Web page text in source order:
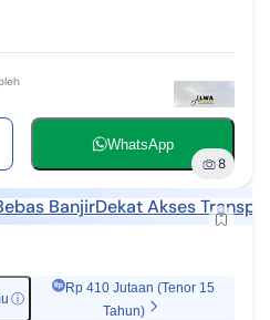
WhatsApp
8
BanjirDekat Akses
ⓘ
Rp 410 Jutaan (Tenor 15
Tahun)